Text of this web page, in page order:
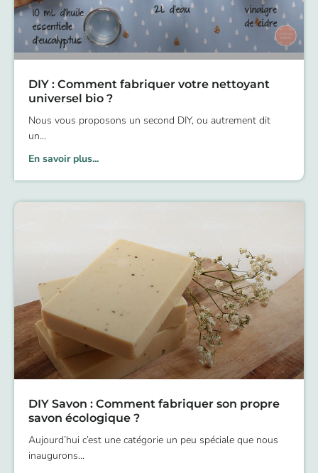
DIY : Comment fabriquer votre nettoyant
universel bio ?
Nous vous proposons un second DIY, ou autrement dit
un
En savoir plus...
DIY Savon : Comment fabriquer son propre
savon écologique ?
Aujourd’hui c’est une catégorie un peu spéciale que nous
inaugurons